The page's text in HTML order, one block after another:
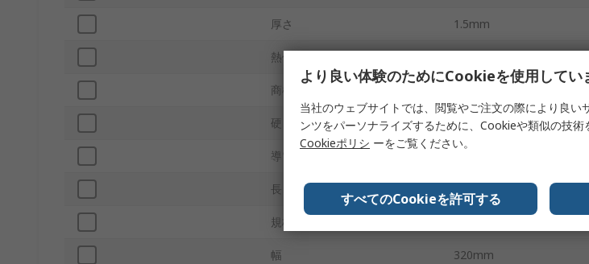
厚さ 1.5mm
熱伝導性
商標名
硬さ 35 ショア 00
導電性材料
長さ 320mm
規格 / 承認
幅 320mm
より良い体験のためにCookieを使用してい
当社のウェブサイトでは、閲覧やご注文の際により良い
ンツをパーソナライズするために、Cookieや類似の技術
Cookieポリシ ーをご覧ください。
すべてのCookieを許可する